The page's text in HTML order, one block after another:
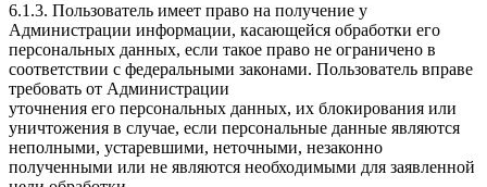
6.1.3. Пользователь имеет право на получение у
Администрации информации, касающейся обработки его
персональных данных, если такое право не ограничено в
соответствии с федеральными законами. Пользователь вправе
требовать от Администрации
уточнения его персональных данных, их блокирования или
уничтожения в случае, если персональные данные являются
неполными, устаревшими, неточными, незаконно
полученными или не являются необходимыми для заявленной